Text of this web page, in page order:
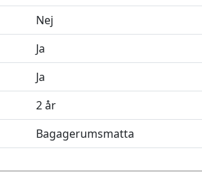
Nej
Ja
Ja
2 år
Bagagerumsmatta